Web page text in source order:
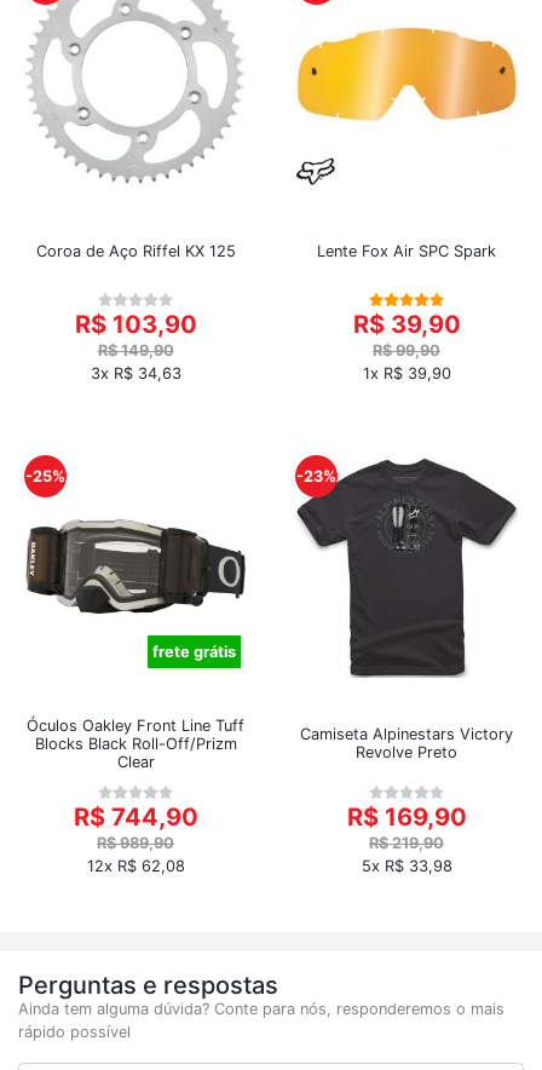
Coroa de Aço Riffel KX 125
R$ 103,90
R$ 149,90
3x R$ 34,63
Lente Fox Air SPC Spark
R$ 39,90
R$ 99,90
1x R$ 39,90
-25%
frete grátis
Óculos Oakley Front Line Tuff
Blocks Black Roll-Off/Prizm
Clear
R$ 744,90
R$ 989,90
12x R$ 62,08
-23%
Camiseta Alpinestars Victory
Revolve Preto
R$ 169,90
R$ 219,90
5x R$ 33,98
Perguntas e respostas
Ainda tem alguma dúvida? Conte para nós, responderemos o mais
rápido possível